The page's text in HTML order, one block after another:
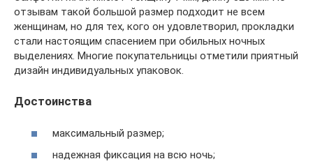
отзывам такой большой размер подходит не всем
женщинам, но для тех, кого он удовлетворил, прокладки
стали настоящим спасением при обильных ночных
выделениях. Многие покупательницы отметили приятный
дизайн индивидуальных упаковок.
Достоинства
максимальный размер;
надежная фиксация на всю ночь;